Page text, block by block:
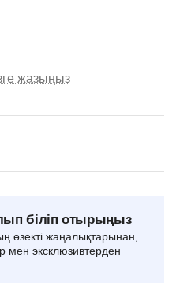
жазыңыз
біліп отырыңыз
өзекті жаңалықтарынан,
мен эксклюзивтерден